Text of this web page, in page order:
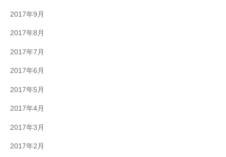
2017年9月
2017年8月
2017年7月
2017年6月
2017年5月
2017年4月
2017年3月
2017年2月